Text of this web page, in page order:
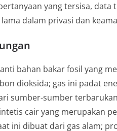
yang tersisa,
dalam privasi dan
bahan bakar fosil yang
dioksida; gas ini padat
sumber-sumber
cair yang merupakan
ini dibuat dari gas alam;